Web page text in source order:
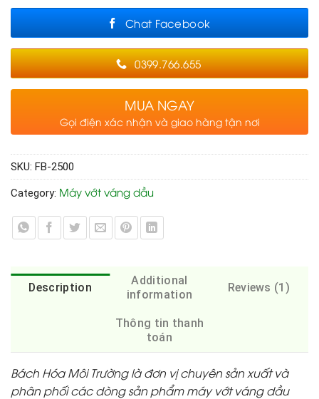
Chat Facebook
0399.766.655
MUA NGAY
Gọi điện xác nhận và giao hàng tận nơi
SKU: FB-2500
Category: Máy vớt váng dầu
Description
Additional
information
Reviews (1)
Thông tin thanh
toán
Bách Hóa Môi Trường là đơn vị chuyên sản xuất và
phân phối các dòng sản phẩm máy vớt váng dầu